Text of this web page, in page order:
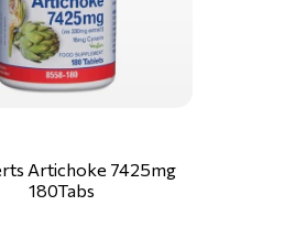
Artichoke 7425mg
180Tabs